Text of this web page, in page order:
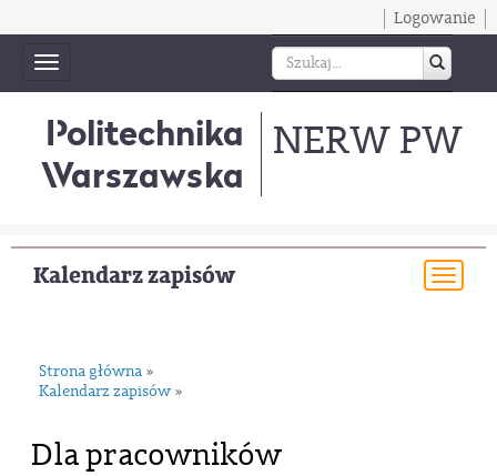
Logowanie
Toggle
navigation
Politechnika
Warszawska
NERW PW
Kalendarz zapisów
Strona główna »
Kalendarz zapisów »
Dla pracowników